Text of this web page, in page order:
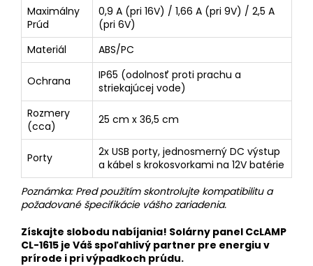
Maximálny
Prúd
0,9 A (pri 16V) / 1,66 A (pri 9V) / 2,5 A
(pri 6V)
Materiál
ABS/PC
Ochrana
IP65 (odolnosť proti prachu a
striekajúcej vode)
Rozmery
(cca)
25 cm x 36,5 cm
Porty
2x USB porty, jednosmerný DC výstup
a kábel s krokosvorkami na 12V batérie
Poznámka: Pred použitím skontrolujte kompatibilitu a
požadované špecifikácie vášho zariadenia.
Získajte slobodu nabíjania! Solárny panel CcLAMP
CL-1615 je Váš spoľahlivý partner pre energiu v
prírode i pri výpadkoch prúdu.